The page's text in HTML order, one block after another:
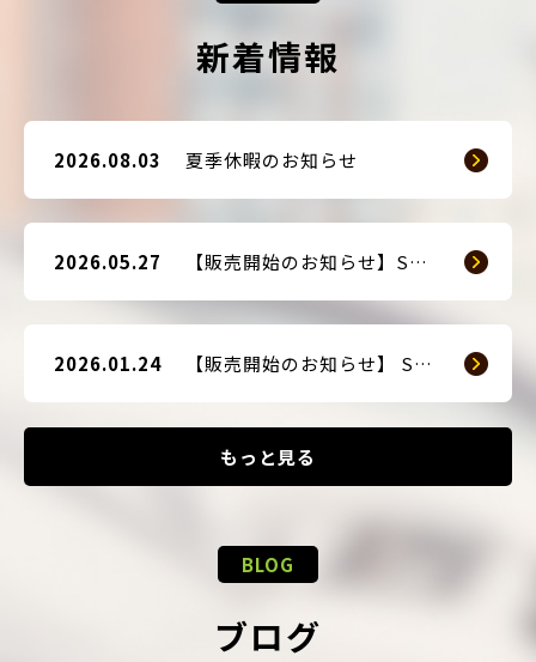
新着情報
もっと見る
2026.08.03 夏季休暇のお知らせ
2026.05.27 【販売開始のお知らせ】SMART GUARD 3
2026.01.24 【販売開始のお知らせ】 SMART BLOCKER 2nd-Edition Plus
BLOG
ブログ